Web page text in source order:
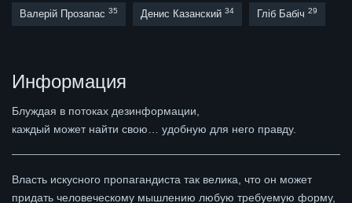
Валерій Прозапас 35 Денис Казанский 34 Гліб Бабіч 29
Информация
Блуждая в потоках дезинформации,
каждый может найти свою… удобную для него правду.
Власть искусного пропагандиста так велика, что он может
придать человеческому мышлению любую требуемую форму,